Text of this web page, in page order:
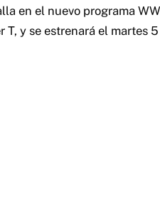
en el nuevo programa
y se estrenará el martes